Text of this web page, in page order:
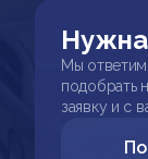
Мы
подобрать
заявку и с